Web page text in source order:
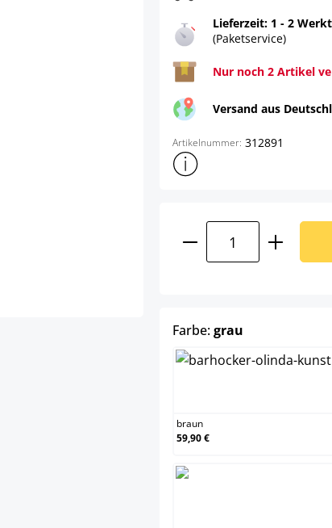
Lieferzeit: 1 - 2
(Paketservice)
Nur noch 2 Artikel
Versand aus
Artikelnummer: 312891
Weitere
Produkt Anzahl:
Farbe:grau
braun
59,90 €